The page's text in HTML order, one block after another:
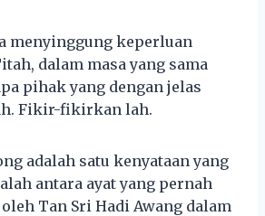
menyinggung keperluan
dalam masa yang sama
pihak yang dengan jelas
Fikir-fikirkan lah.
adalah satu kenyataan yang
antara ayat yang pernah
Tan Sri Hadi Awang dalam